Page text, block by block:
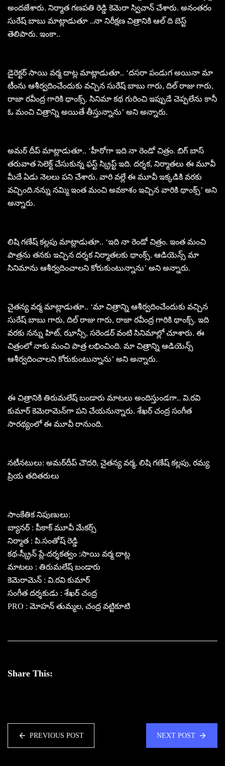
అందజేశారు. నిర్మాత గణపతి రెడ్డి కెమెరా స్విచాన్ చేశారు. అనంతరం
సురేష్ బాబు మాట్లాడుతూ ..నా నిరీక్షణ చిత్రానికి ఆల్ ది బెస్ట్
తెలిపారు. ఇంకా..
డైరెక్టర్ సాయి వర్మ దాట్ల మాట్లాడుతూ.. ‘దసరా పండుగ అయినా మా
టీంను ఆశీర్వదించేందుకు వచ్చిన సురేష్ బాబు గారు, దిల్ రాజు గారు,
రాజా రవీంద్ర గారికి థాంక్స్. సినిమా కథ గురించి ఇప్పుడే చెప్పలేను కానీ
ఓ మంచి చిత్రాన్ని అయితే తీస్తున్నాను’ అని అన్నారు.
అమర్ దీప్ మాట్లాడుతూ.. ‘హీరోగా ఇది నా రెండో చిత్రం. బిగ్ బాస్
తరువాత సెలెక్ట్ చేసుకున్న ఫస్ట్ స్క్రిప్ట్ ఇది. దర్శక, నిర్మాతలు ఈ మూవీ
మీదే ఏడు నెలలు పని చేశారు. వారి వల్లే ఈ మూవీ ఇక్కడికి వరకు
వచ్చింది.నన్ను నమ్మి ఇంత మంచి అవకాశం ఇచ్చిన వారికి థాంక్స్’ అని
అన్నారు.
లిషి గణేష్ కల్లపు మాట్లాడుతూ.. ‘ఇది నా రెండో చిత్రం. ఇంత మంచి
పాత్రను తనకు ఇచ్చిన దర్శక నిర్మాతలకు థాంక్స్. ఆడియెన్స్ మా
సినిమాను ఆశీర్వదించాలని కోరుకుంటున్నాను’ అని అన్నారు.
చైతన్య వర్మ మాట్లాడుతూ.. ‘మా చిత్రాన్ని ఆశీర్వదించేందుకు వచ్చిన
సురేష్ బాబు గారు, దిల్ రాజు గారు, రాజా రవీంద్ర గారికి థాంక్స్. ఇది
వరకు నన్ను హిట్, ఝాన్సీ, సరెండర్ వంటి సినిమాల్లో చూశారు. ఈ
చిత్రంలో నాకు మంచి పాత్ర లభించింది. మా చిత్రాన్ని ఆడియెన్స్
ఆశీర్వదించాలని కోరుకుంటున్నాను’ అని అన్నారు.
ఈ చిత్రానికి తిరుమలేష్ బండారు మాటలు అందిస్తుండగా.. వి.రవి
కుమార్ కెమెరామెన్‌గా పని చేయనున్నారు. శేఖర్ చంద్ర సంగీత
సారథ్యంలో ఈ మూవీ రానుంది.
నటీనటులు: అమర్‌దీప్ చౌదరి, చైతన్య వర్మ, లిషి గణేష్ కల్లపు, రమ్య
ప్రియ తదితరులు
సాంకేతిక నిపుణులు:
బ్యానర్ : పీకాక్ మూవీ మేకర్స్
నిర్మాత : పి.సంతోష్ రెడ్డి
కథ-స్క్రీన్ ప్లే-దర్శకత్వం :సాయి వర్మ దాట్ల
మాటలు : తిరుమలేష్ బండారు
కెమెరామెన్ : వి.రవి కుమార్
సంగీత దర్శకుడు : శేఖర్ చంద్ర
PRO : మోహన్ తుమ్మల, చంద్ర వ‌ట్టికూటి
Share This:
PREVIOUS POST NEXT POST